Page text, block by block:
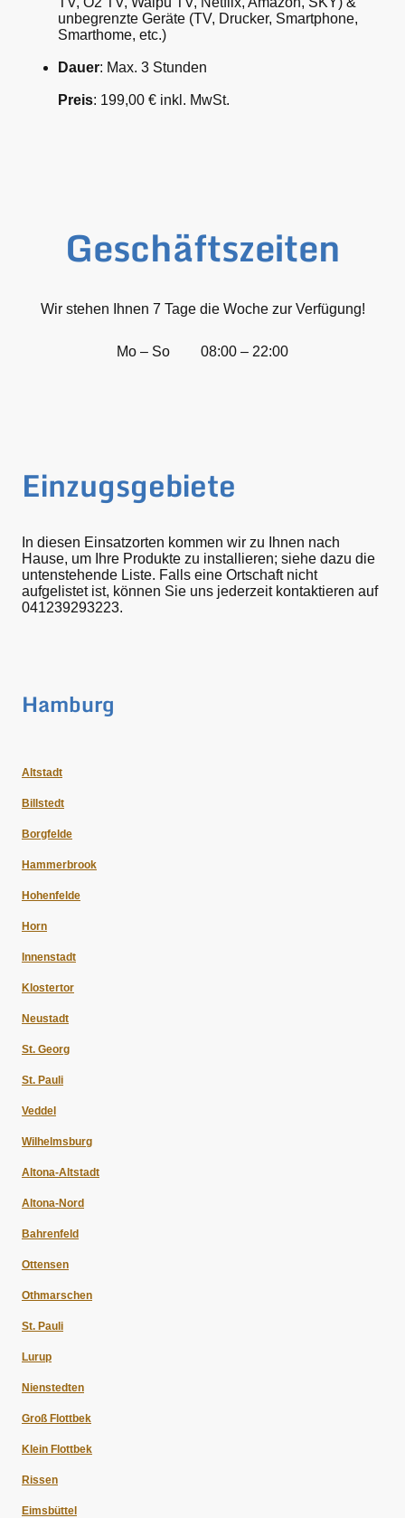
unbegrenzte Geräte (TV, Drucker, Smartphone,
Smarthome, etc.)
Dauer: Max. 3 Stunden
Preis: 199,00 € inkl. MwSt.
Geschäftszeiten
Wir stehen Ihnen 7 Tage die Woche zur Verfügung!
Mo – So 08:00 – 22:00
Einzugsgebiete
In diesen Einsatzorten kommen wir zu Ihnen nach
Hause, um Ihre Produkte zu installieren; siehe dazu die
untenstehende Liste. Falls eine Ortschaft nicht
aufgelistet ist, können Sie uns jederzeit kontaktieren auf
041239293223.
Hamburg
Altstadt
Billstedt
Borgfelde
Hammerbrook
Hohenfelde
Horn
Innenstadt
Klostertor
Neustadt
St. Georg
St. Pauli
Veddel
Wilhelmsburg
Altona-Altstadt
Altona-Nord
Bahrenfeld
Ottensen
Othmarschen
St. Pauli
Lurup
Nienstedten
Groß Flottbek
Klein Flottbek
Rissen
Eimsbüttel